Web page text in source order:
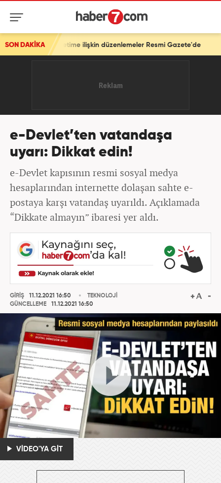
SON DAKİKAilişkin düzenlemeler Resmi Gazete'de
e-Devlet’ten vatandaşa
uyarı: Dikkat edin!
e-Devlet kapısının resmi sosyal medya
hesaplarından internette dolaşan sahte e-
postaya karşı vatandaş uyarıldı. Açıklamada
“Dikkate almayın” ibaresi yer aldı.
GİRİŞ
11.12.2021 16:50
GÜNCELLEME
11.12.2021 16:50
TEKNOLOJİ
VİDEO'YA GİT